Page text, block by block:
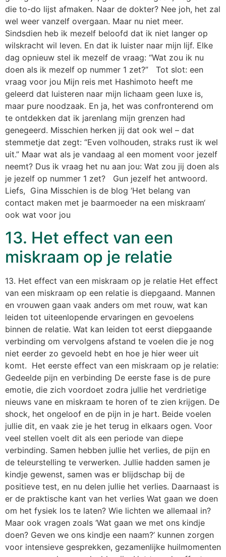
die to-do lijst afmaken. Naar de dokter? Nee joh, het zal
wel weer vanzelf overgaan. Maar nu niet meer.
Sindsdien heb ik mezelf beloofd dat ik niet langer op
wilskracht wil leven. En dat ik luister naar mijn lijf. Elke
dag opnieuw stel ik mezelf de vraag: “Wat zou ik nu
doen als ik mezelf op nummer 1 zet?” Tot slot: een
vraag voor jou Mijn reis met Hashimoto heeft me
geleerd dat luisteren naar mijn lichaam geen luxe is,
maar pure noodzaak. En ja, het was confronterend om
te ontdekken dat ik jarenlang mijn grenzen had
genegeerd. Misschien herken jij dat ook wel – dat
stemmetje dat zegt: “Even volhouden, straks rust ik wel
uit.” Maar wat als je vandaag al een moment voor jezelf
neemt? Dus ik vraag het nu aan jou: Wat zou jij doen als
je jezelf op nummer 1 zet? Gun jezelf het antwoord.
Liefs, Gina Misschien is de blog ‘Het belang van
contact maken met je baarmoeder na een miskraam‘
ook wat voor jou
13. Het effect van een
miskraam op je relatie
13. Het effect van een miskraam op je relatie Het effect
van een miskraam op een relatie is diepgaand. Mannen
en vrouwen gaan vaak anders om met rouw, wat kan
leiden tot uiteenlopende ervaringen en gevoelens
binnen de relatie. Wat kan leiden tot eerst diepgaande
verbinding om vervolgens afstand te voelen die je nog
niet eerder zo gevoeld hebt en hoe je hier weer uit
komt. Het eerste effect van een miskraam op je relatie:
Gedeelde pijn en verbinding De eerste fase is de pure
emotie, die zich voordoet zodra jullie het verdrietige
nieuws vane en miskraam te horen of te zien krijgen. De
shock, het ongeloof en de pijn in je hart. Beide voelen
jullie dit, en vaak zie je het terug in elkaars ogen. Voor
veel stellen voelt dit als een periode van diepe
verbinding. Samen hebben jullie het verlies, de pijn en
de teleurstelling te verwerken. Jullie hadden samen je
kindje gewenst, samen was er blijdschap bij de
positieve test, en nu delen jullie het verlies. Daarnaast is
er de praktische kant van het verlies Wat gaan we doen
om het fysiek los te laten? Wie lichten we allemaal in?
Maar ook vragen zoals ‘Wat gaan we met ons kindje
doen? Geven we ons kindje een naam?’ kunnen zorgen
voor intensieve gesprekken, gezamenlijke huilmomenten